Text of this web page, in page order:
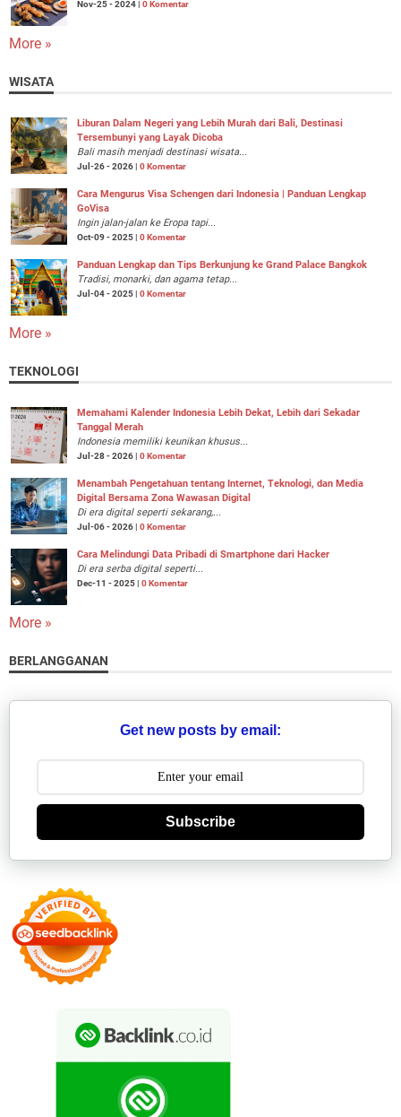
Nov-25 - 2024 | 0 Komentar
More »
WISATA
Liburan Dalam Negeri yang Lebih Murah dari Bali, Destinasi
Tersembunyi yang Layak Dicoba
Bali masih menjadi destinasi wisata...
Jul-26 - 2026 | 0 Komentar
Cara Mengurus Visa Schengen dari Indonesia | Panduan Lengkap
GoVisa
Ingin jalan-jalan ke Eropa tapi...
Oct-09 - 2025 | 0 Komentar
Panduan Lengkap dan Tips Berkunjung ke Grand Palace Bangkok
Tradisi, monarki, dan agama tetap...
Jul-04 - 2025 | 0 Komentar
More »
TEKNOLOGI
Memahami Kalender Indonesia Lebih Dekat, Lebih dari Sekadar
Tanggal Merah
Indonesia memiliki keunikan khusus...
Jul-28 - 2026 | 0 Komentar
Menambah Pengetahuan tentang Internet, Teknologi, dan Media
Digital Bersama Zona Wawasan Digital
Di era digital seperti sekarang,...
Jul-06 - 2026 | 0 Komentar
Cara Melindungi Data Pribadi di Smartphone dari Hacker
Di era serba digital seperti...
Dec-11 - 2025 | 0 Komentar
More »
BERLANGGANAN
Get new posts by email:
Subscribe